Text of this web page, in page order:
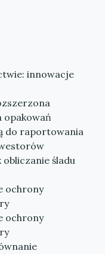
innowacje
opakowań
do raportowania
śladu
ochrony
ochrony